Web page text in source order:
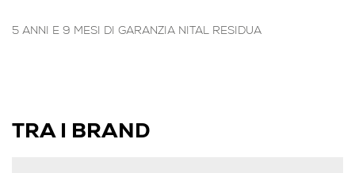
5 ANNI E 9 MESI DI GARANZIA NITAL RESIDUA
TRA I BRAND